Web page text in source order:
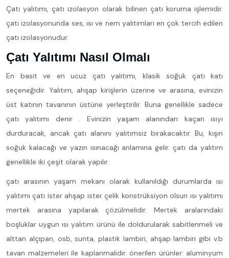
Çatı yalıtımı, çatı izolasyon olarak bilinen çatı koruma işlemidir.
çatı izolasyonunda ses, ısı ve nem yalıtımları en çok tercih edilen
çatı izolasyonudur.
Çatı Yalıtımı Nasıl Olmalı
En basit ve en ucuz çatı yalıtımı, klasik soğuk çatı katı
seçeneğidir. Yalıtım, ahşap kirişlerin üzerine ve arasına, evinizin
üst katının tavanının üstüne yerleştirilir. Buna genellikle sadece
çatı yalıtımı denir . Evinizin yaşam alanından kaçan ısıyı
durduracak, ancak çatı alanını yalıtımsız bırakacaktır. Bu, kışın
soğuk kalacağı ve yazın ısınacağı anlamına gelir. çatı da yalıtım
genellikle iki çeşit olarak yapılır.
çatı arasının yaşam mekanı olarak kullanıldığı durumlarda ısı
yalıtımı çatı ister ahşap ister çelik konstrüksiyon olsun ısı yalıtımı
mertek arasına yapılarak çözülmelidir. Mertek aralarındaki
boşluklar uygun ısı yalıtım ürünü ile doldurularak sabitlenmeli ve
alttan alçıpan, osb, sunta, plastik lambiri, ahşap lambiri gibi v.b
tavan malzemeleri ile kaplanmalıdır. önerilen ürünler: aluminyum